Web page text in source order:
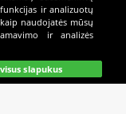
Kazino
ir analizuotų
naudojatės mūsų
ir analizės
slapukus